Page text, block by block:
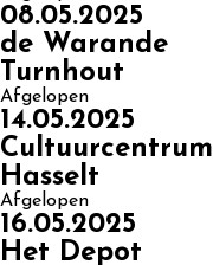
08.05.2025
de Warande
Turnhout
Afgelopen
14.05.2025
Cultuurcentrum
Hasselt
Afgelopen
16.05.2025
Het Depot